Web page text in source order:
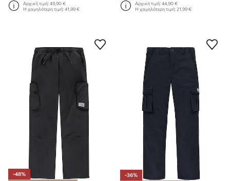
Αρχική τιμή:49,90 €
Η χαμηλότερη τιμή:41,99 €
Αρχική τιμή:44,90 €
Η χαμηλότερη τιμή:21,99 €
-48%
-36%